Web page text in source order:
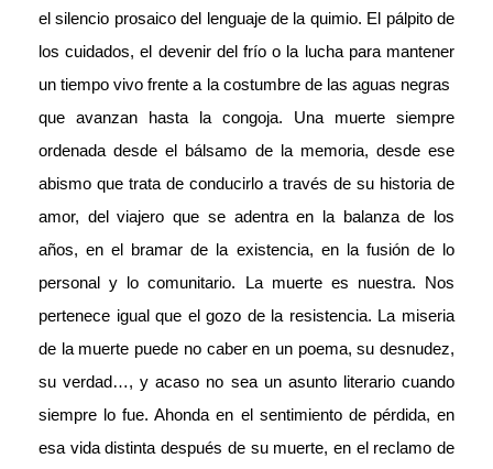
el silencio prosaico del lenguaje de la quimio. El pálpito de
los cuidados, el devenir del frío o la lucha para mantener
un tiempo vivo frente a la costumbre de las aguas negras
que avanzan hasta la congoja. Una muerte siempre
ordenada desde el bálsamo de la memoria, desde ese
abismo que trata de conducirlo a través de su historia de
amor, del viajero que se adentra en la balanza de los
años, en el bramar de la existencia, en la fusión de lo
personal y lo comunitario. La muerte es nuestra. Nos
pertenece igual que el gozo de la resistencia. La miseria
de la muerte puede no caber en un poema, su desnudez,
su verdad…, y acaso no sea un asunto literario cuando
siempre lo fue. Ahonda en el sentimiento de pérdida, en
esa vida distinta después de su muerte, en el reclamo de